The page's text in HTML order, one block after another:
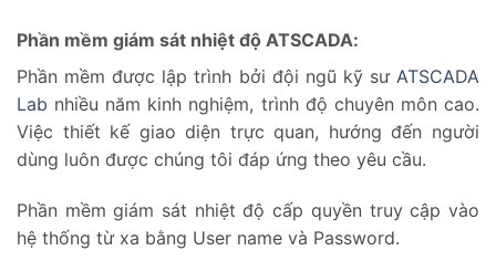
Phần mềm giám sát nhiệt độ ATSCADA:
Phần mềm được lập trình bởi đội ngũ kỹ sư ATSCADA
Lab nhiều năm kinh nghiệm, trình độ chuyên môn cao.
Việc thiết kế giao diện trực quan, hướng đến người
dùng luôn được chúng tôi đáp ứng theo yêu cầu.
Phần mềm giám sát nhiệt độ cấp quyền truy cập vào
hệ thống từ xa bằng User name và Password.